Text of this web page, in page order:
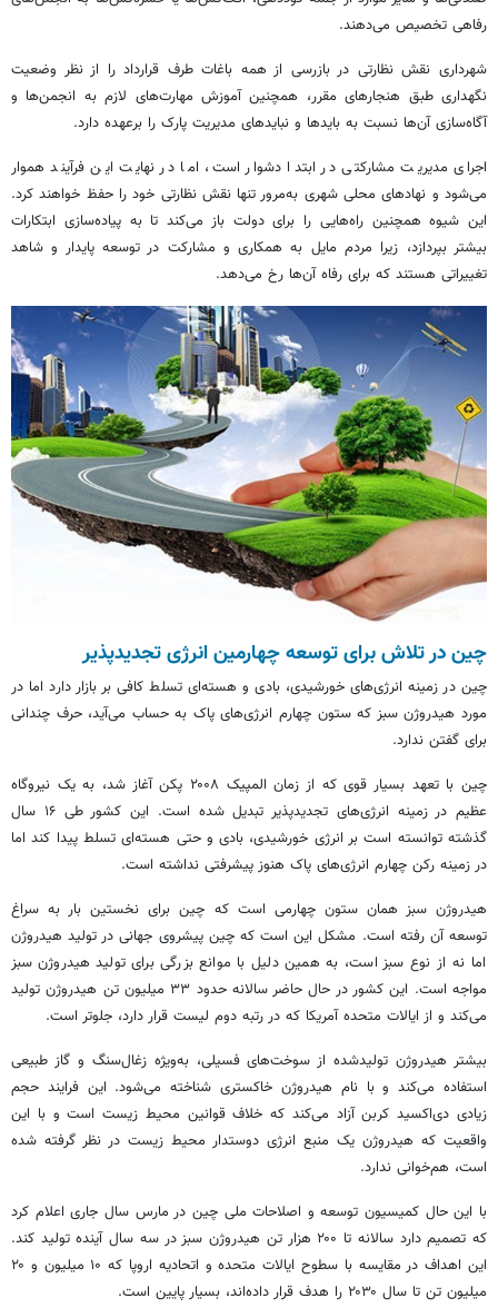
رفاهی تخصیص می‌دهند.
شهرداری نقش نظارتی در بازرسی از همه باغات طرف قرارداد را از نظر وضعیت
نگهداری طبق هنجارهای مقرر، همچنین آموزش مهارت‌های لازم به انجمن‌ها و
آگاه‌سازی آن‌ها نسبت به بایدها و نبایدهای مدیریت پارک را برعهده دارد.
اجرای مدیریت مشارکتی در ابتدا دشوار است، اما در نهایت این فرآیند هموار
می‌شود و نهادهای محلی شهری به‌مرور تنها نقش نظارتی خود را حفظ خواهند کرد.
این شیوه همچنین راه‌هایی را برای دولت باز می‌کند تا به پیاده‌سازی ابتکارات
بیشتر بپردازد، زیرا مردم مایل به همکاری و مشارکت در توسعه پایدار و شاهد
تغییراتی هستند که برای رفاه آن‌ها رخ می‌دهد.
چین در تلاش برای توسعه چهارمین انرژی تجدیدپذیر
چین در زمینه انرژی‌های خورشیدی، بادی و هسته‌ای تسلط کافی بر بازار دارد اما در
مورد هیدروژن سبز که ستون چهارم انرژی‌های پاک به حساب می‌آید، حرف چندانی
برای گفتن ندارد.
چین با تعهد بسیار قوی که از زمان المپیک ۲۰۰۸ پکن آغاز شد، به یک نیروگاه
عظیم در زمینه انرژی‌های تجدیدپذیر تبدیل شده است. این کشور طی ۱۶ سال
گذشته توانسته است بر انرژی خورشیدی، بادی و حتی هسته‌ای تسلط پیدا کند اما
در زمینه رکن چهارم انرژی‌های پاک هنوز پیشرفتی نداشته است.
هیدروژن سبز همان ستون چهارمی است که چین برای نخستین بار به سراغ
توسعه آن رفته است. مشکل این است که چین پیشروی جهانی در تولید هیدروژن
اما نه از نوع سبز است، به همین دلیل با موانع بزرگی برای تولید هیدروژن سبز
مواجه است. این کشور در حال حاضر سالانه حدود ۳۳ میلیون تن هیدروژن تولید
می‌کند و از ایالات متحده آمریکا که در رتبه دوم لیست قرار دارد، جلوتر است.
بیشتر هیدروژن تولیدشده از سوخت‌های فسیلی، به‌ویژه زغال‌سنگ و گاز طبیعی
استفاده می‌کند و با نام هیدروژن خاکستری شناخته می‌شود. این فرایند حجم
زیادی دی‌اکسید کربن آزاد می‌کند که خلاف قوانین محیط زیست است و با این
واقعیت که هیدروژن یک منبع انرژی دوستدار محیط زیست در نظر گرفته شده
است، هم‌خوانی ندارد.
با این حال کمیسیون توسعه و اصلاحات ملی چین در مارس سال جاری اعلام کرد
که تصمیم دارد سالانه تا ۲۰۰ هزار تن هیدروژن سبز در سه سال آینده تولید کند.
این اهداف در مقایسه با سطوح ایالات متحده و اتحادیه اروپا که ۱۰ میلیون و ۲۰
میلیون تن تا سال ۲۰۳۰ را هدف قرار داده‌اند، بسیار پایین است.